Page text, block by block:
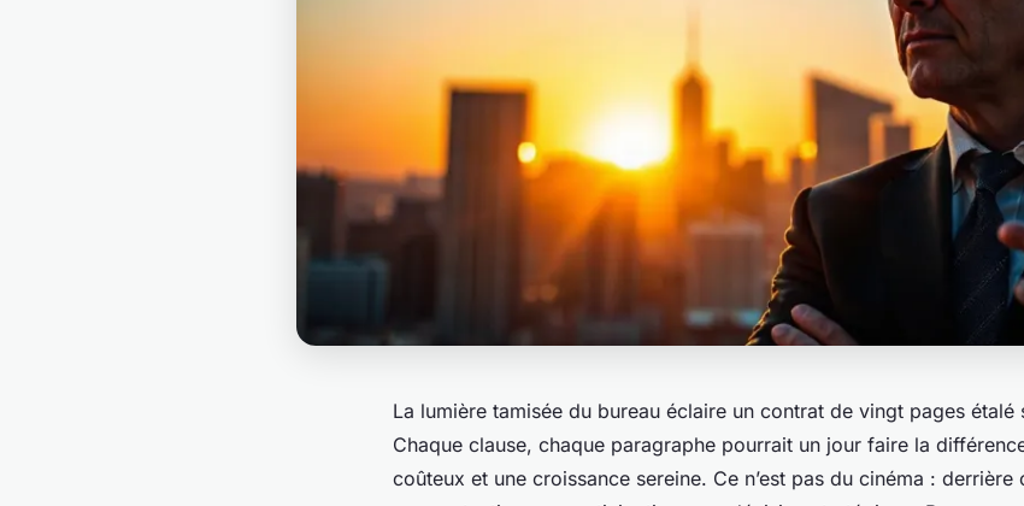
La lumière tamisée du bureau éclaire un contrat de vingt pages étalé
Chaque clause, chaque paragraphe pourrait un jour faire la
coûteux et une croissance sereine. Ce n’est pas du cinéma : derrière